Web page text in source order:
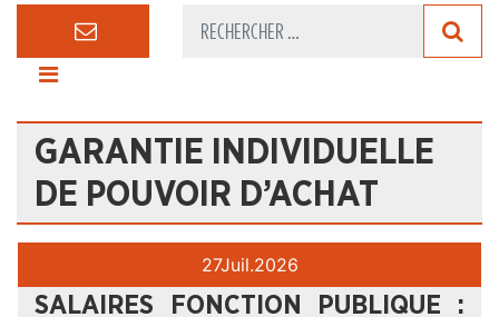
GARANTIE INDIVIDUELLE
DE POUVOIR D’ACHAT
27Juil.2026
SALAIRES FONCTION PUBLIQUE :